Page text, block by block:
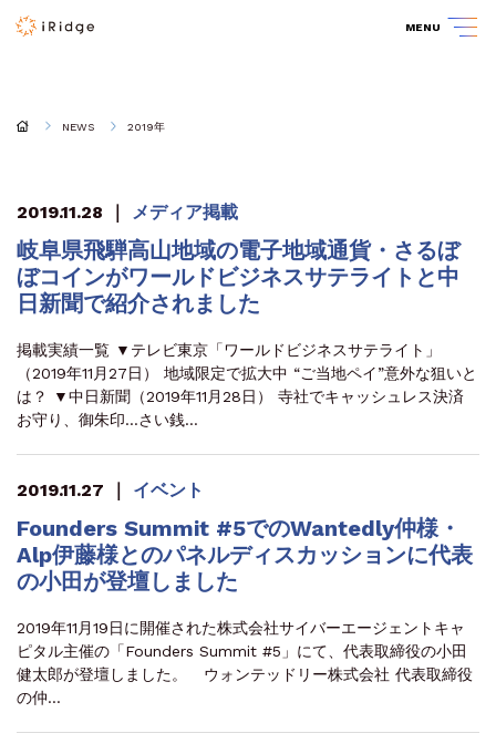
MENU
NEWS 2019年
2019.11.28 ｜ メディア掲載
岐阜県飛騨高山地域の電子地域通貨・さるぼ
ぼコインがワールドビジネスサテライトと中
日新聞で紹介されました
掲載実績一覧 ▼テレビ東京「ワールドビジネスサテライト」
（2019年11月27日） 地域限定で拡大中 “ご当地ペイ”意外な狙いと
は？ ▼中日新聞（2019年11月28日） 寺社でキャッシュレス決済
お守り、御朱印…さい銭…
2019.11.27 ｜ イベント
Founders Summit #5でのWantedly仲様・
Alp伊藤様とのパネルディスカッションに代表
の小田が登壇しました
2019年11月19日に開催された株式会社サイバーエージェントキャ
ピタル主催の「Founders Summit #5」にて、代表取締役の小田
健太郎が登壇しました。 ウォンテッドリー株式会社 代表取締役
の仲…